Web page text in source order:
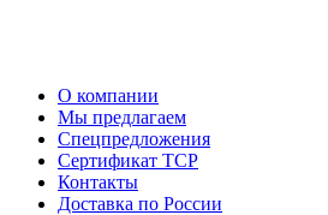
О компании
Мы предлагаем
Спецпредложения
Сертификат ТСР
Контакты
Доставка по России